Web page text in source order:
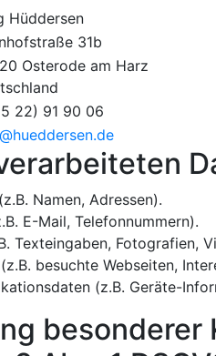
Hüddersen
31b
Osterode am Harz
22) 91 90 06
Namen, Adressen).
E-Mail, Telefonnummern).
Texteingaben, Fotografien,
besuchte Webseiten,
(z.B. Geräte-
besonderer